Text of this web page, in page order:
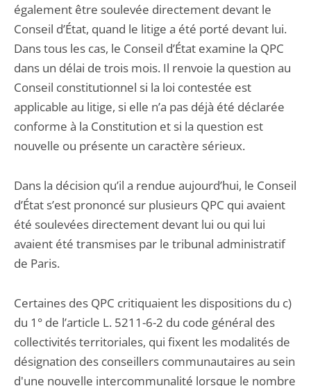
également être soulevée directement devant le
Conseil d’État, quand le litige a été porté devant lui.
Dans tous les cas, le Conseil d’État examine la QPC
dans un délai de trois mois. Il renvoie la question au
Conseil constitutionnel si la loi contestée est
applicable au litige, si elle n’a pas déjà été déclarée
conforme à la Constitution et si la question est
nouvelle ou présente un caractère sérieux.
Dans la décision qu’il a rendue aujourd’hui, le Conseil
d’État s’est prononcé sur plusieurs QPC qui avaient
été soulevées directement devant lui ou qui lui
avaient été transmises par le tribunal administratif
de Paris.
Certaines des QPC critiquaient les dispositions du c)
du 1° de l’article L. 5211-6-2 du code général des
collectivités territoriales, qui fixent les modalités de
désignation des conseillers communautaires au sein
d'une nouvelle intercommunalité lorsque le nombre